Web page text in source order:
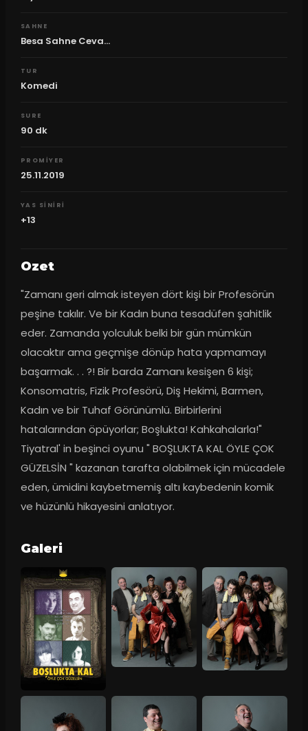
SAHNE
Besa Sahne Ceva...
TUR
Komedi
SURE
90 dk
PROMIYER
25.11.2019
YAS SINIRI
+13
Ozet
"Zamanı geri almak isteyen dört kişi bir Profesörün
peşine takılır. Ve bir Kadın buna tesadüfen şahitlik
eder. Zamanda yolculuk belki bir gün mümkün
olacaktır ama geçmişe dönüp hata yapmamayı
başarmak. . . ?! Bir barda Zamanı kesişen 6 kişi;
Konsomatris, Fizik Profesörü, Diş Hekimi, Barmen,
Kadın ve bir Tuhaf Görünümlü. Birbirlerini
hatalarından öpüyorlar; Boşlukta! Kahkahalarla!"
Tiyatral' in beşinci oyunu " BOŞLUKTA KAL ÖYLE ÇOK
GÜZELSİN " kazanan tarafta olabilmek için mücadele
eden, ümidini kaybetmemiş altı kaybedenin komik
ve hüzünlü hikayesini anlatıyor.
Galeri